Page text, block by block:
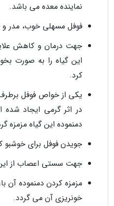
نماینده معده می باشد.
فوفل مسهلی خوب، مدر و
جهت درمان و کاهش
این گیاه را به صورت
کرد.
یکی از خواص فوفل
در اثر گرمی ایجاد
دمنموده این گیاه مزمزه
جویدن فوفل برای
جهت سستی اعصاب از این
مزمزه کردن دمنموده آن
خونریزی آن می گردد.